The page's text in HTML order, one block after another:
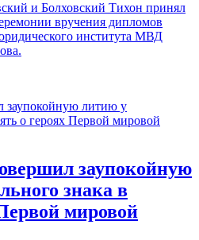
и Болховский Тихон принял
вручения дипломов
института МВД
заупокойную
знака в
мировой